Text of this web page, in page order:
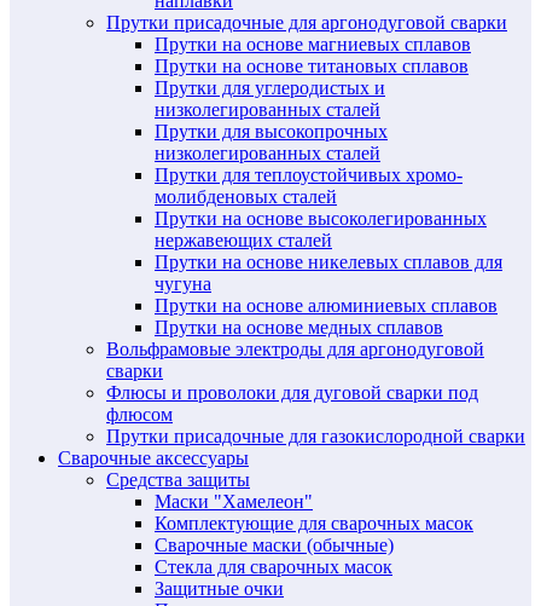
Прутки присадочные для аргонодуговой сварки
Прутки на основе магниевых сплавов
Прутки на основе титановых сплавов
Прутки для углеродистых и
низколегированных сталей
Прутки для высокопрочных
низколегированных сталей
Прутки для теплоустойчивых хромо-
молибденовых сталей
Прутки на основе высоколегированных
нержавеющих сталей
Прутки на основе никелевых сплавов для
чугуна
Прутки на основе алюминиевых сплавов
Прутки на основе медных сплавов
Вольфрамовые электроды для аргонодуговой
сварки
Флюсы и проволоки для дуговой сварки под
флюсом
Прутки присадочные для газокислородной сварки
Сварочные аксессуары
Средства защиты
Маски "Хамелеон"
Комплектующие для сварочных масок
Сварочные маски (обычные)
Стекла для сварочных масок
Защитные очки